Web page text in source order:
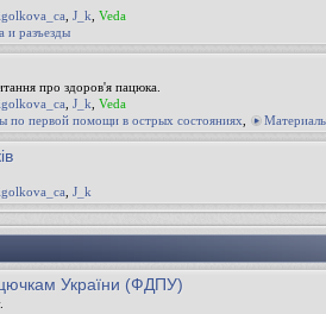
J_k Veda
и разъезды
про здоров'я пацюка.
J_k Veda
по первой помощи в острых состояниях
J_k
України (ФДПУ)